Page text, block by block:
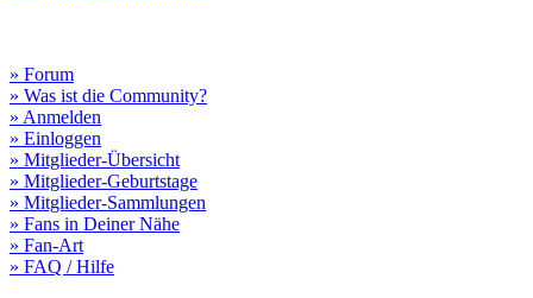
» Forum
» Was ist die Community?
» Anmelden
» Einloggen
» Mitglieder-Übersicht
» Mitglieder-Geburtstage
» Mitglieder-Sammlungen
» Fans in Deiner Nähe
» Fan-Art
» FAQ / Hilfe